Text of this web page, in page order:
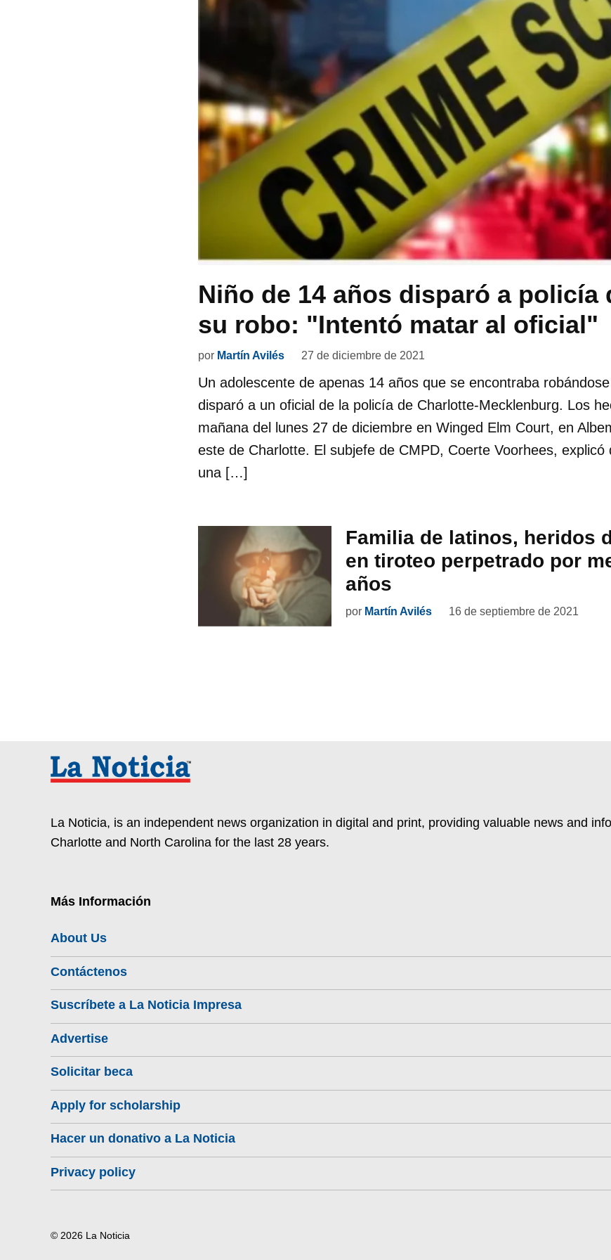
Niño de 14 años disparó a policía
su robo: "Intentó matar al oficial"
por Martín Avilés 27 de diciembre de 2021
Un adolescente de apenas 14 años que se encontraba
disparó a un oficial de la policía de Charlotte-Mecklenburg. Los
mañana del lunes 27 de diciembre en Winged Elm Court, en
este de Charlotte. El subjefe de CMPD, Coerte Voorhees, explicó
una […]
Familia de latinos, heridos
en tiroteo perpetrado por
años
por Martín Avilés 16 de septiembre de 2021
La Noticia, is an independent news organization in digital and print, providing valuable news and
Charlotte and North Carolina for the last 28 years.
Más Información
About Us
Contáctenos
Suscríbete a La Noticia Impresa
Advertise
Solicitar beca
Apply for scholarship
Hacer un donativo a La Noticia
Privacy policy
© 2026 La Noticia